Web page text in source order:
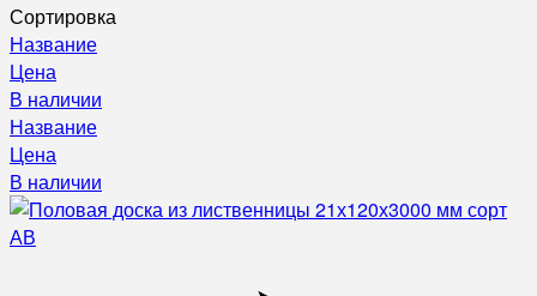
Сортировка
Название
Цена
В наличии
Название
Цена
В наличии